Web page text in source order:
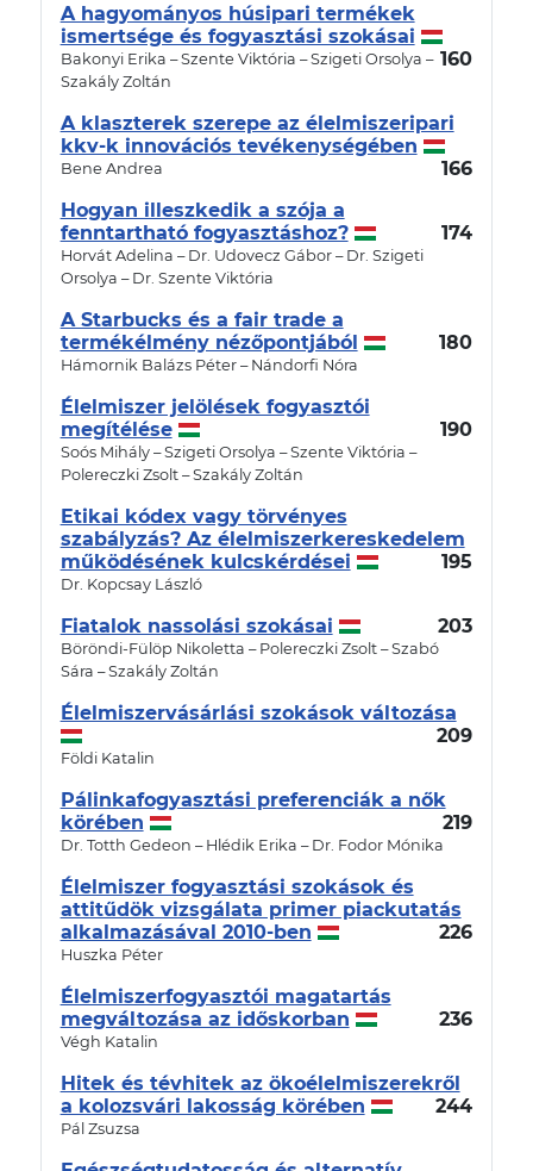
A hagyományos húsipari termékek
ismertsége és fogyasztási szokásai
160
Bakonyi Erika – Szente Viktória – Szigeti Orsolya –
Szakály Zoltán
A klaszterek szerepe az élelmiszeripari
kkv-k innovációs tevékenységében
166
Bene Andrea
Hogyan illeszkedik a szója a
fenntartható fogyasztáshoz?
174
Horvát Adelina – Dr. Udovecz Gábor – Dr. Szigeti
Orsolya – Dr. Szente Viktória
A Starbucks és a fair trade a
termékélmény nézőpontjából
180
Hámornik Balázs Péter – Nándorfi Nóra
Élelmiszer jelölések fogyasztói
megítélése
190
Soós Mihály – Szigeti Orsolya – Szente Viktória –
Polereczki Zsolt – Szakály Zoltán
Etikai kódex vagy törvényes
szabályzás? Az élelmiszerkereskedelem
működésének kulcskérdései
195
Dr. Kopcsay László
Fiatalok nassolási szokásai 203
Böröndi-Fülöp Nikoletta – Polereczki Zsolt – Szabó
Sára – Szakály Zoltán
Élelmiszervásárlási szokások változása
209
Földi Katalin
Pálinkafogyasztási preferenciák a nők
körében
219
Dr. Totth Gedeon – Hlédik Erika – Dr. Fodor Mónika
Élelmiszer fogyasztási szokások és
attitűdök vizsgálata primer piackutatás
alkalmazásával 2010-ben
226
Huszka Péter
Élelmiszerfogyasztói magatartás
megváltozása az időskorban
236
Végh Katalin
Hitek és tévhitek az ökoélelmiszerekről
a kolozsvári lakosság körében
244
Pál Zsuzsa